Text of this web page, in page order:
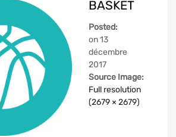
BASKET
Posted:
on13
décembre
2017
Source Image:
Full resolution
(2679 × 2679)